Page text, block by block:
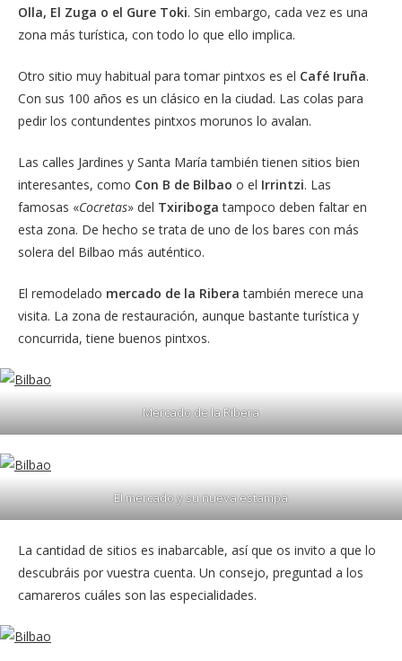
Olla, El Zuga o el Gure Toki. Sin embargo, cada vez es una
zona más turística, con todo lo que ello implica.
Otro sitio muy habitual para tomar pintxos es el Café Iruña.
Con sus 100 años es un clásico en la ciudad. Las colas para
pedir los contundentes pintxos morunos lo avalan.
Las calles Jardines y Santa María también tienen sitios bien
interesantes, como Con B de Bilbao o el Irrintzi. Las
famosas «Cocretas» del Txiriboga tampoco deben faltar en
esta zona. De hecho se trata de uno de los bares con más
solera del Bilbao más auténtico.
El remodelado mercado de la Ribera también merece una
visita. La zona de restauración, aunque bastante turística y
concurrida, tiene buenos pintxos.
Mercado de la Ribera
El mercado y su nueva estampa
La cantidad de sitios es inabarcable, así que os invito a que lo
descubráis por vuestra cuenta. Un consejo, preguntad a los
camareros cuáles son las especialidades.